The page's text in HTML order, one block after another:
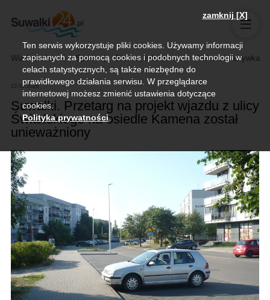
Wiadomości Sport Biznes, rolnictwo Kultura i rozrywka
10.05.2026
Suwałki. Przetarg na projekt wjazdu z ulicy
Świtalskiego na osiedle Kamena został
unieważniony
zamknij [X]
Ten serwis wykorzystuje pliki cookies. Używamy informacji
zapisanych za pomocą cookies i podobnych technologii w
celach statystycznych, są także niezbędne do
prawidłowego działania serwisu. W przeglądarce
internetowej możesz zmienić ustawienia dotyczące
cookies.
Polityka prywatności.